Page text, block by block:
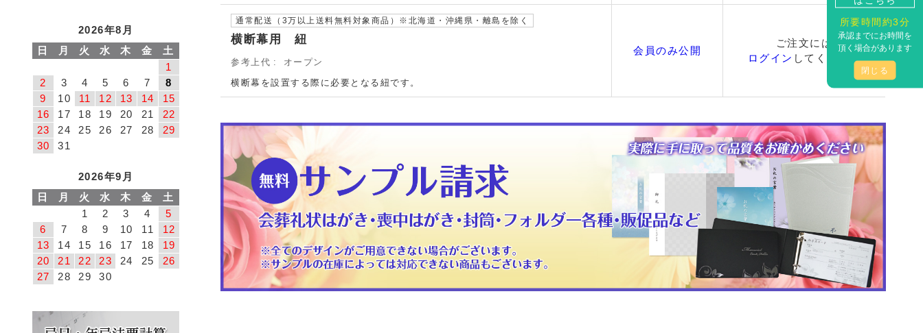
通常配送（3万以上送料無料対象商品）※北海道・沖縄県・離島を除く
横断幕用 紐
参考上代 オープン
横断幕を設置する際に必要となる紐です。
会員のみ公開
ご注文には
ログイン してください
2026年8月
日
月 火 水 木 金
土
1
2
3 4 5 6 7
8
9
10 11 12 13 14
15
16
17 18 19 20 21
22
23
24 25 26 27 28
29
30
31
2026年9月
日
月 火 水 木 金
土
1
2 3 4
5
6
7 8 9 10 11
12
13
14 15 16 17 18
19
20
21 22 23 24 25
26
27
28 29 30
閉じる
所要時間約3分
承認までにお時間を
頂く場合があります